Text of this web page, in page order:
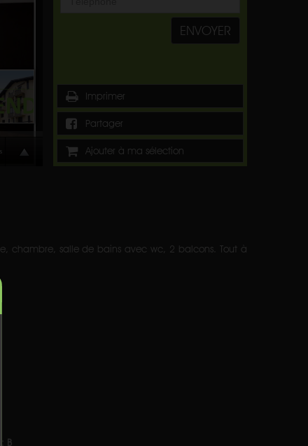
ENVOYER
Imprimer
Partager
Ajouter à ma sélection
chambre, salle de bains avec wc, 2 balcons. Tout à
B